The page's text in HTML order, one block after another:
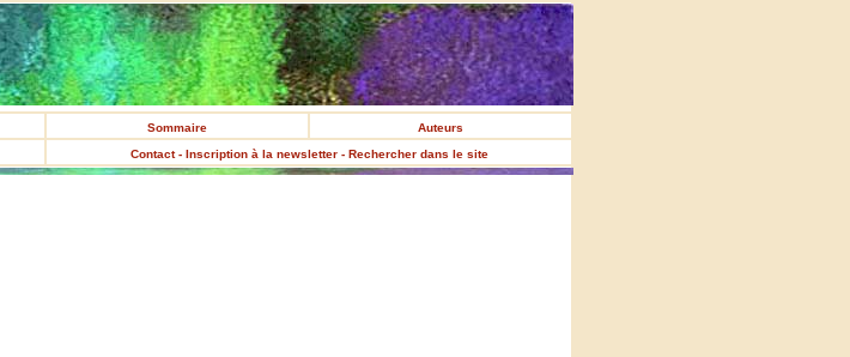
Sommaire
Auteurs
Contact - Inscription à la newsletter - Rechercher dans le site